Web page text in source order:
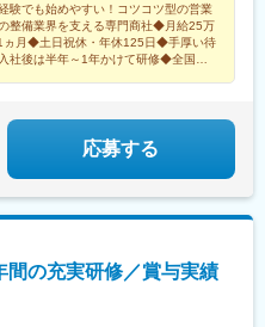
の拠点からスタート★その後は
く知るため、各拠点を経験して
や手当を支給します★マイカー
明）
験でも始めやすい！コツコツ型の営業
整備業界を支える専門商社◆月給25万
月◆土日祝休・年休125日◆手厚い待
社後は半年～1年かけて研修◆全国拠
応募する
間の充実研修／賞与実績